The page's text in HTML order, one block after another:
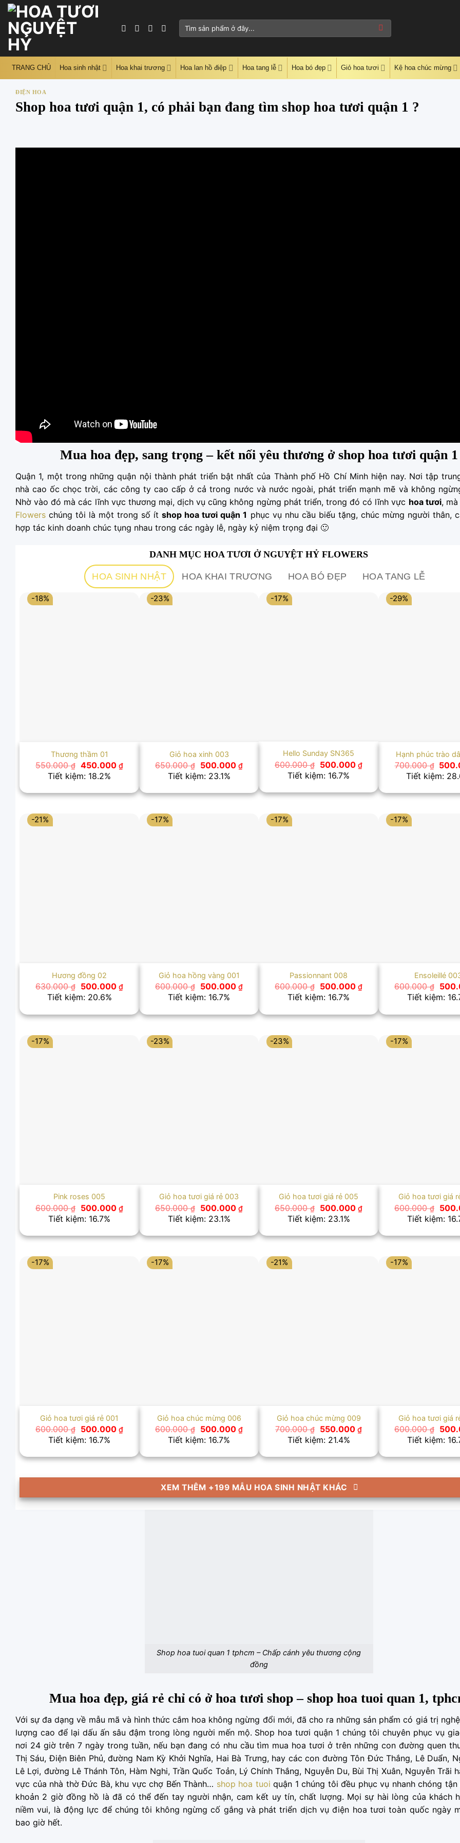
Skip
content
Tìm
TRANG CHỦ Hoa sinh nhật Hoa khai trương Hoa lan hồ điệp Hoa tang lễ Hoa bó đẹp Giỏ hoa tươi Kệ hoa chúc mừng
ĐIỆN HOA
Shop hoa tươi quận 1, có phải bạn đang tìm shop hoa tươi quận 1 ?
Mua hoa đẹp, sang trọng – kết nối yêu thương ở shop hoa tươi quận 1
Quận 1, một trong những quận nội thành phát triển bật nhất của Thành phố Hồ Chí Minh hiện nay. Nơi tập
nhà cao ốc chọc trời, các công ty cao cấp ở cả trong nước và nước ngoài, phát triển mạnh mẽ và không
Nhờ vào đó mà các lĩnh vực thương mại, dịch vụ cũng không ngừng phát triển, trong đó có lĩnh vực hoa tươi, mà
Flowers chúng tôi là một trong số ítshop hoa tươi quận 1 phục vụ nhu cầu biếu tặng, chúc mừng người thân,
hợp tác kinh doanh chúc tụng nhau trong các ngày lễ, ngày kỷ niệm trọng đại 🙂
DANH MỤC HOA TƯƠI Ở NGUYỆT HỶ FLOWERS
HOA SINH NHẬT HOA KHAI TRƯƠNG HOA BÓ ĐẸP HOA TANG LỄ
-18%
Thương thầm 01
550.000₫ Giá
gốc
là:
450.000 ₫Giá
hiện
450.000 ₫.
Tiết kiệm: 18.2%
-23%
Giỏ hoa xinh 003
650.000₫
Giá
gốc
là:
500.000 ₫Giá
hiện
500.000 ₫.
Tiết kiệm: 23.1%
-17%
Hello Sunday SN365
600.000₫
Giá
gốc
là:
500.000 ₫Giá
hiện
500.000 ₫.
Tiết kiệm: 16.7%
-29%
Hạnh phúc trào
700.000₫
Giá
gốc
là:
Tiết kiệm:
-21%
Hương đồng 02
630.000₫
Giá
gốc
là:
500.000 ₫Giá
hiện
500.000 ₫.
Tiết kiệm: 20.6%
-17%
Giỏ hoa hồng vàng 001
600.000₫
Giá
gốc
là:
500.000 ₫Giá
hiện
500.000 ₫.
Tiết kiệm: 16.7%
-17%
Passionnant 008
600.000₫
Giá
gốc
là:
500.000 ₫Giá
hiện
500.000 ₫.
Tiết kiệm: 16.7%
-17%
Ensoleillé
600.000₫
Giá
gốc
là:
Tiết kiệm:
-17%
Pink roses 005
600.000₫
Giá
gốc
là:
500.000 ₫Giá
hiện
500.000 ₫.
Tiết kiệm: 16.7%
-23%
Giỏ hoa tươi giá rẻ 003
650.000₫
Giá
gốc
là:
500.000 ₫Giá
hiện
500.000 ₫.
Tiết kiệm: 23.1%
-23%
Giỏ hoa tươi giá rẻ 005
650.000₫
Giá
gốc
là:
500.000 ₫Giá
hiện
500.000 ₫.
Tiết kiệm: 23.1%
-17%
Giỏ hoa tươi giá
600.000₫
Giá
gốc
là:
Tiết kiệm:
-17%
Giỏ hoa tươi giá rẻ 001
600.000₫
Giá
gốc
là:
500.000 ₫Giá
hiện
500.000 ₫.
Tiết kiệm: 16.7%
-17%
Giỏ hoa chúc mừng 006
600.000₫
Giá
gốc
là:
500.000 ₫Giá
hiện
500.000 ₫.
Tiết kiệm: 16.7%
-21%
Giỏ hoa chúc mừng 009
700.000₫
Giá
gốc
là:
550.000 ₫Giá
hiện
550.000 ₫.
Tiết kiệm: 21.4%
-17%
Giỏ hoa tươi giá
600.000₫
Giá
gốc
là:
Tiết kiệm:
XEM THÊM +199 MẪU HOA SINH NHẬT KHÁC
Shop hoa tuoi quan 1 tphcm – Chấp cánh yêu thương cộng
đồng
Mua hoa đẹp, giá rẻ chỉ có ở hoa tươi shop – shop hoa tuoi quan 1,
Với sự đa dạng về mẫu mã và hình thức cắm hoa không ngừng đổi mới, đã cho ra những sản phẩm có giá trị
lượng cao để lại dấu ấn sâu đậm trong lòng người mến mộ. Shop hoa tươi quận 1 chúng tôi chuyên phục vụ
nơi 24 giờ trên 7 ngày trong tuần, nếu bạn đang có nhu cầu tìm mua hoa tươi ở trên những con đường quen
Thị Sáu, Điện Biên Phủ, đường Nam Kỳ Khởi Nghĩa, Hai Bà Trưng, hay các con đường Tôn Đức Thắng, Lê Duẩn,
Lê Lợi, đường Lê Thánh Tôn, Hàm Nghi, Trần Quốc Toản, Lý Chính Thắng, Nguyễn Du, Bùi Thị Xuân, Nguyễn Trãi
vực của nhà thờ Đức Bà, khu vực chợ Bến Thành… shop hoa tuoi quận 1 chúng tôi đều phục vụ nhanh chóng tận
khoản 2 giờ đồng hồ là đã có thể đến tay người nhận, cam kết uy tín, chất lượng. Mọi sự hài lòng của khách
niềm vui, là động lực để chúng tôi không ngừng cố gắng và phát triển dịch vụ điện hoa tươi toàn quốc ngày
bao giờ hết.